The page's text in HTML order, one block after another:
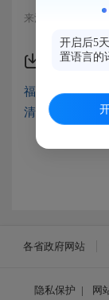
来源：马尾区交通
附件下载
福州市马尾区
清单.docx
各省政府网站
隐私保护 | 网
开启后5
置语言的